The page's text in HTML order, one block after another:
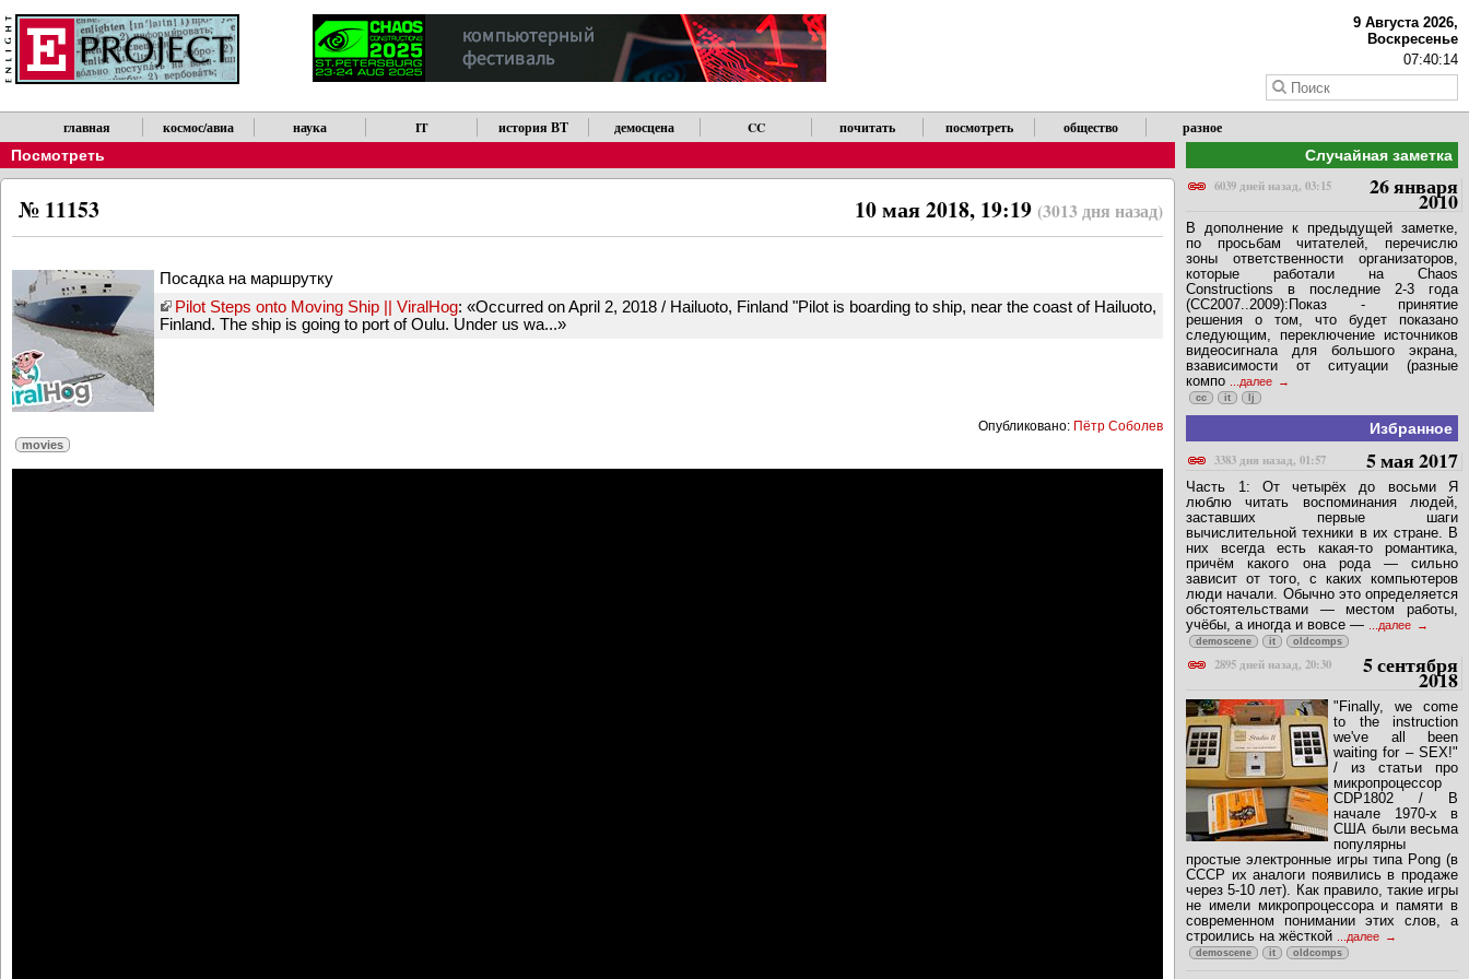
9 Августа 2026,
Воскресенье
07:40:14
главная космос/авиа наука IT история ВТ демосцена CC почитать посмотреть общество разное
Посмотреть
10 мая 2018, 19:19 (3013 дня назад)
№ 11153
Посадка на маршрутку
Pilot Steps onto Moving Ship || ViralHog: «Occurred on April 2, 2018 / Hailuoto, Finland "Pilot is boarding to ship, near the coast of Hailuoto,
Finland. The ship is going to port of Oulu. Under us wa...»
Опубликовано: Пётр Соболев
movies
Случайная заметка
6039 дней назад, 03:15
26 января
2010
В дополнение к предыдущей заметке,
по просьбам читателей, перечислю
зоны ответственности организаторов,
которые работали на Chaos
Constructions в последние 2-3 года
(CC2007..2009):Показ - принятие
решения о том, что будет показано
следующим, переключение источников
видеосигнала для большого экрана,
взависимости от ситуации (разные
компо ...далее
cc it lj
Избранное
3383 дня назад, 01:57
5 мая 2017
Часть 1: От четырёх до восьми Я
люблю читать воспоминания людей,
заставших первые шаги
вычислительной техники в их стране. В
них всегда есть какая-то романтика,
причём какого она рода — сильно
зависит от того, с каких компьютеров
люди начали. Обычно это определяется
обстоятельствами — местом работы,
учёбы, а иногда и вовсе —
...далее
demoscene it oldcomps
2895 дней назад, 20:30 5 сентября
2018
"Finally, we come
to the instruction
we've all been
waiting for – SEX!"
/ из статьи про
микропроцессор
CDP1802 / В
начале 1970-х в
США были весьма
популярны
простые электронные игры типа Pong (в
СССР их аналоги появились в продаже
через 5-10 лет). Как правило, такие игры
не имели микропроцессора и памяти в
современном понимании этих слов, а
строились на жёсткой
...далее
demoscene it oldcomps